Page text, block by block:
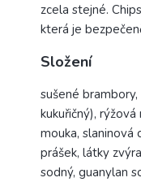
zcela stejné.
která je
Složení
sušené
kukuřičný), rýžová
mouka, slaninová
prášek, látky
sodný, guanylan